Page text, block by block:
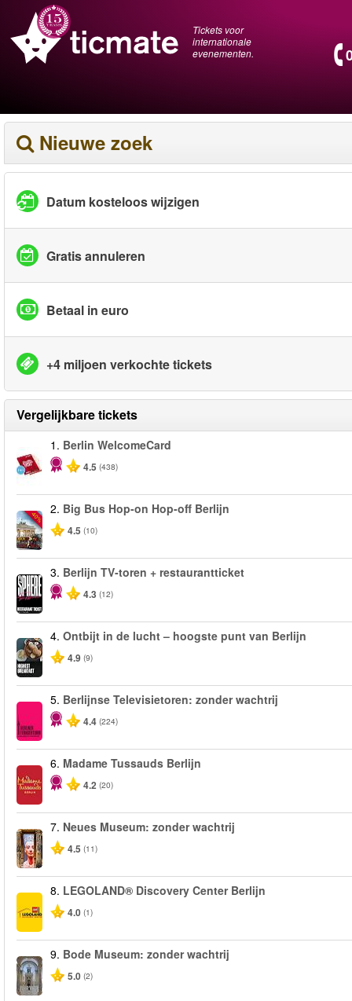
Tickets voor
internationale
evenementen.
Nieuwe zoek
Datum kosteloos wijzigen
Gratis annuleren
Betaal in euro
+4 miljoen verkochte tickets
Vergelijkbare tickets
1. Berlin WelcomeCard
4.5 (438)
-40%
2. Big Bus Hop-on Hop-off Berlijn
4.5 (10)
3. Berlijn TV‑toren + restaurantticket
4.3 (12)
4. Ontbijt in de lucht – hoogste punt van Berlijn
4.9 (9)
5. Berlijnse Televisietoren: zonder wachtrij
4.4 (224)
6. Madame Tussauds Berlijn
4.2 (20)
7. Neues Museum: zonder wachtrij
4.5 (11)
8. LEGOLAND® Discovery Center Berlijn
4.0 (1)
9. Bode Museum: zonder wachtrij
5.0 (2)